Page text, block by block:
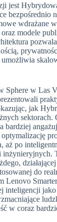
jest
bezpośrednio
wdrażane
modele
umożliwia
Sphere w Las
jak
sektorach.
bardziej
aż po
do
Lenovo
inteligencji jako
w coraz